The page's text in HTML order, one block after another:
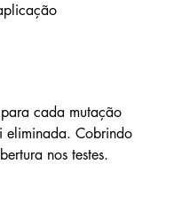
cada mutação
eliminada. Cobrindo
nos testes.